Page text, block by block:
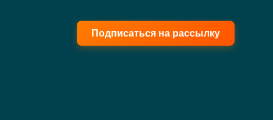
Подписаться на рассылку